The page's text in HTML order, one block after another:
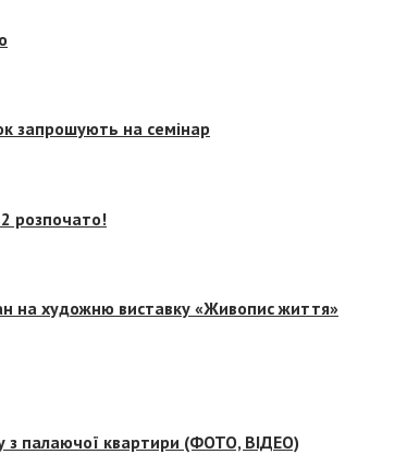
запрошують на семінар
розпочато!
на художню виставку «Живопис життя»
з палаючої квартири (ФОТО, ВІДЕО)